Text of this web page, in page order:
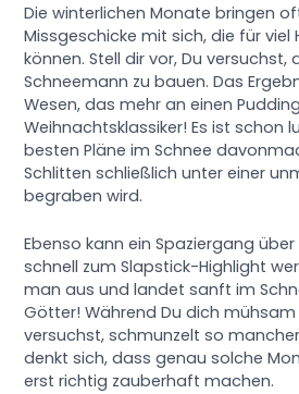
Die winterlichen Monate bringen
Missgeschicke mit sich, die für viel
können. Stell dir vor, Du versuchst,
Schneemann zu bauen. Das
Wesen, das mehr an einen
Weihnachtsklassiker! Es ist schon
besten Pläne im Schnee
Schlitten schließlich unter einer
begraben wird.
Ebenso kann ein Spaziergang
schnell zum Slapstick-Highlight
man aus und landet sanft im
Götter! Während Du dich
versuchst, schmunzelt so
denkt sich, dass genau solche
erst richtig zauberhaft machen.